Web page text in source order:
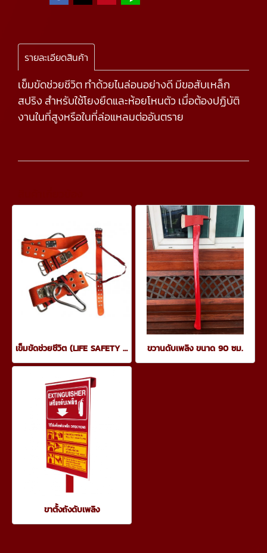
รายละเอียดสินค้า
เข็มขัดช่วยชีวิต ทำด้วยไนล่อนอย่างดี มีขอสับเหล็ก
สปริง สำหรับใช้โยงยืดและห้อยโหนตัว เมื่อต้องปฏิบัติ
งานในที่สูงหรือในที่ล่อแหลมต่ออันตราย
เข็มขัดช่วยชีวิต (LIFE SAFETY BELT) ขวานดับเพลิง ขนาด 90 ซม.
ขาตั้งถังดับเพลิง